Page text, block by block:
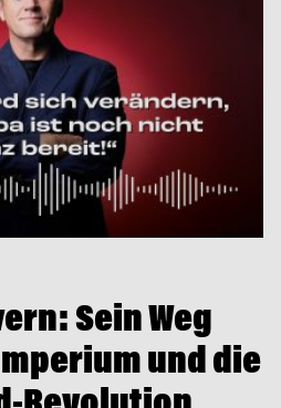
Sein Weg
und die